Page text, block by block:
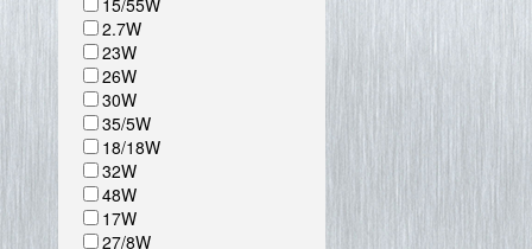
15/55W
2.7W
23W
26W
30W
35/5W
18/18W
32W
48W
17W
27/8W